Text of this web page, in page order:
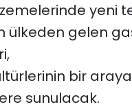
yeni
ülkeden gelen
bir
sunulacak.